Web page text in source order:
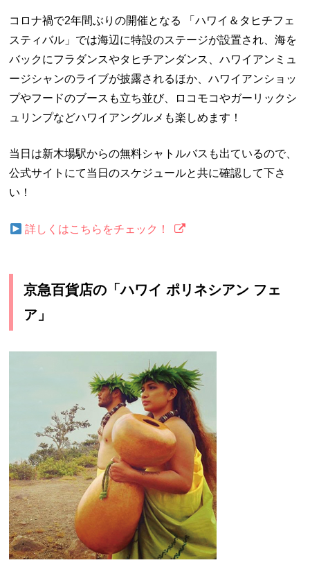
コロナ禍で2年間ぶりの開催となる 「ハワイ＆タヒチフェ
スティバル」では海辺に特設のステージが設置され、海を
バックにフラダンスやタヒチアンダンス、ハワイアンミュ
ージシャンのライブが披露されるほか、ハワイアンショッ
プやフードのブースも立ち並び、ロコモコやガーリックシ
ュリンプなどハワイアングルメも楽しめます！
当日は新木場駅からの無料シャトルバスも出ているので、
公式サイトにて当日のスケジュールと共に確認して下さ
い！
詳しくはこちらをチェック！
京急百貨店の「ハワイ ポリネシアン フェ
ア」